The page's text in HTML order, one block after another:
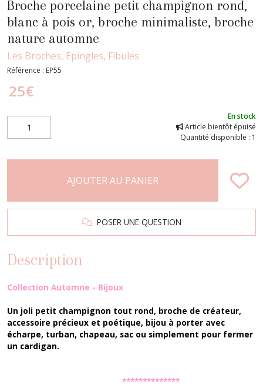
Broche porcelaine petit champignon rond,
blanc à pois or, broche minimaliste, broche
nature automne
Les Broches, Epingles, Fibules
Référence : EP55
25€
En stock
Article bientôt épuisé
Quantité disponible : 1
AJOUTER AU PANIER
POSER UNE QUESTION
Description
Collection Automne - Bijoux
Un joli petit champignon tout rond, broche de créateur,
accessoire précieux et poétique, bijou à porter avec
écharpe, turban, chapeau, sac ou simplement pour fermer
un cardigan.
**************